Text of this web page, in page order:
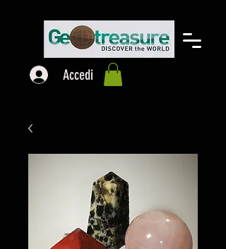
Accedi